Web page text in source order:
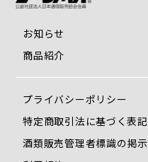
お知らせ
商品紹介
プライバシーポリシー
特定商取引法に基づく表記
酒類販売管理者標識の掲示